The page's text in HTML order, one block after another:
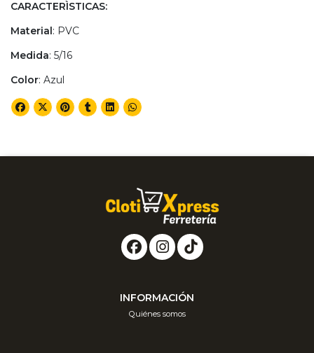
CARACTERÌSTICAS:
Material: PVC
Medida: 5/16
Color: Azul
INFORMACIÓN
Quiénes somos